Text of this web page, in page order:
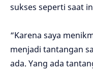
sukses seperti saat
“Karena saya
menjadi tantangan
ada. Yang ada